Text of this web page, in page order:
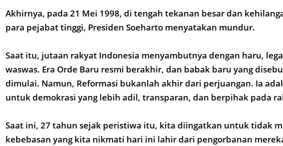
Akhirnya, pada 21 Mei 1998, di tengah tekanan besar dan
para pejabat tinggi, Presiden Soeharto menyatakan mundur.
Saat itu, jutaan rakyat Indonesia menyambutnya dengan haru,
waswas. Era Orde Baru resmi berakhir, dan babak baru yang
dimulai. Namun, Reformasi bukanlah akhir dari perjuangan. Ia
untuk demokrasi yang lebih adil, transparan, dan berpihak pada
Saat ini, 27 tahun sejak peristiwa itu, kita diingatkan untuk tidak
kebebasan yang kita nikmati hari ini lahir dari pengorbanan